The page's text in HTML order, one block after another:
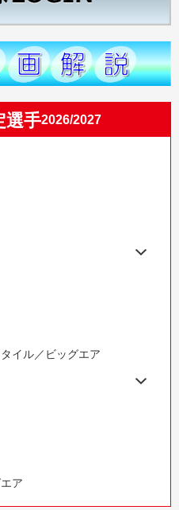
選手2026/2027
イル／ビッグエア
ア